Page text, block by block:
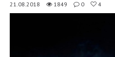
21.08.2018 1849 0 4